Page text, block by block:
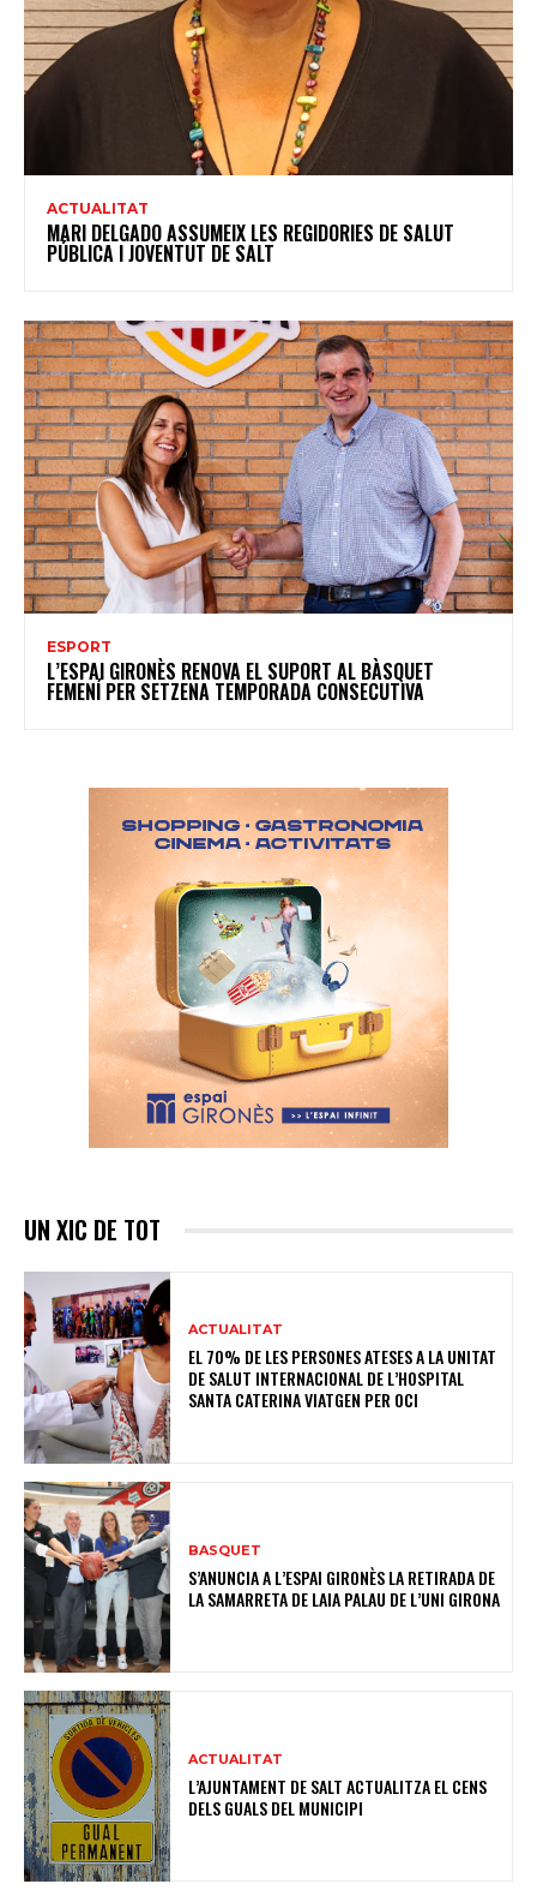
ACTUALITAT
MARI DELGADO ASSUMEIX LES REGIDORIES DE SALUT
PÚBLICA I JOVENTUT DE SALT
ESPORT
L’ESPAI GIRONÈS RENOVA EL SUPORT AL BÀSQUET
FEMENÍ PER SETZENA TEMPORADA CONSECUTIVA
UN XIC DE TOT
ACTUALITAT
EL 70% DE LES PERSONES ATESES A LA UNITAT
DE SALUT INTERNACIONAL DE L’HOSPITAL
SANTA CATERINA VIATGEN PER OCI
BASQUET
S’ANUNCIA A L’ESPAI GIRONÈS LA RETIRADA DE
LA SAMARRETA DE LAIA PALAU DE L’UNI GIRONA
ACTUALITAT
L’AJUNTAMENT DE SALT ACTUALITZA EL CENS
DELS GUALS DEL MUNICIPI